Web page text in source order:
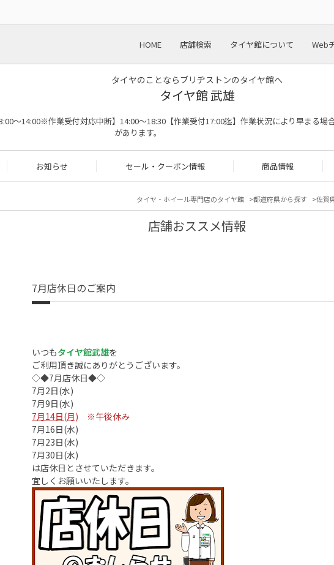
HOME 店舗検索 タイヤ館について Web
タイヤのことならブリヂストンのタイヤ館へ
タイヤ館 武雄
～14:00※作業受付対応中断】14:00～18:30【作業受付17:00迄】作業状況により早まる場
があります。
お知らせ セール・クーポン情報 商品情報
タイヤ・ホイール専門店のタイヤ館 都道府県から探す 佐賀
店舗おススメ情報
7月店休日のご案内
いつもタイヤ館武雄を
ご利用頂き誠にありがとうございます。
◇◆7月店休日◆◇
7月2日(水)
7月9日(水)
7月14日(月) ※午後休み
7月16日(水)
7月23日(水)
7月30日(水)
は店休日とさせていただきます。
宜しくお願いいたします。